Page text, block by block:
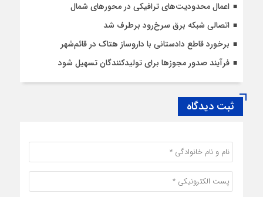
اعمال محدودیت‌‌های ترافیکی در محورهای شمال
اتصالی شبکه برق سرخ‌رود برطرف شد
برخورد قاطع دادستانی با داروساز هتاک در قائم‌شهر
فرآیند صدور مجوزها برای تولیدکنندگان تسهیل شود
ثبت دیدگاه